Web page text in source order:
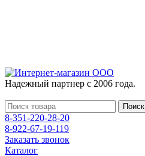
Надежный партнер с 2006 года.
Поиск
8-351-220-28-20
8-922-67-19-119
Заказать звонок
Каталог